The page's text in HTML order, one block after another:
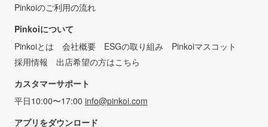
Pinkoiのご利用の流れ
Pinkoiについて
Pinkoiとは
会社概要 ESGの取り組み
Pinkoiマスコット
採用情報
出店希望の方はこちら
カスタマーサポート
平日10:00〜17:00 info@pinkoi.com
アプリをダウンロード